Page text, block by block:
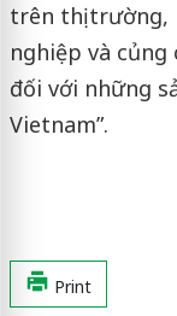
trên thị trường,
nghiệp và
đối với những
Vietnam”.
Print